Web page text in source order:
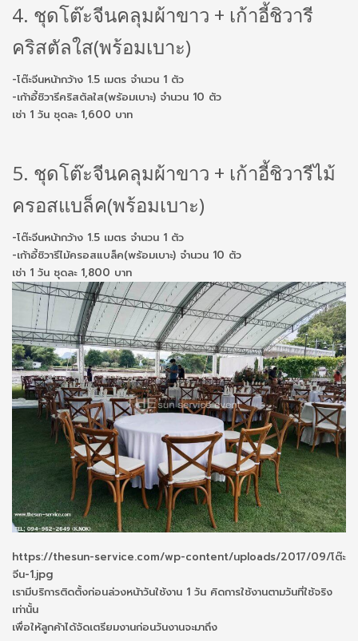
4. ชุดโต๊ะจีนคลุมผ้าขาว + เก้าอี้ชิวารี
คริสตัลใส(พร้อมเบาะ)
-โต๊ะจีนหน้ากว้าง 1.5 เมตร จำนวน 1 ตัว
-เก้าอี้ชิวารีคริสตัลใส(พร้อมเบาะ) จำนวน 10 ตัว
เช่า 1 วัน ชุดละ 1,600 บาท
5. ชุดโต๊ะจีนคลุมผ้าขาว + เก้าอี้ชิวารีไม้
ครอสแบล็ค(พร้อมเบาะ)
-โต๊ะจีนหน้ากว้าง 1.5 เมตร จำนวน 1 ตัว
-เก้าอี้ชิวารีไม้ครอสแบล็ค(พร้อมเบาะ) จำนวน 10 ตัว
เช่า 1 วัน ชุดละ 1,800 บาท
https://thesun-service.com/wp-content/uploads/2017/09/โต๊ะ
จีน-1.jpg
เรามีบริการติดตั้งก่อนล่วงหน้าวันใช้งาน 1 วัน คิดการใช้งานตามวันที่ใช้จริง
เท่านั้น
เพื่อให้ลูกค้าได้จัดเตรียมงานก่อนวันงานจะมาถึง